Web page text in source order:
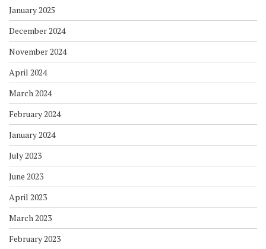
January 2025
December 2024
November 2024
April 2024
March 2024
February 2024
January 2024
July 2023
June 2023
April 2023
March 2023
February 2023